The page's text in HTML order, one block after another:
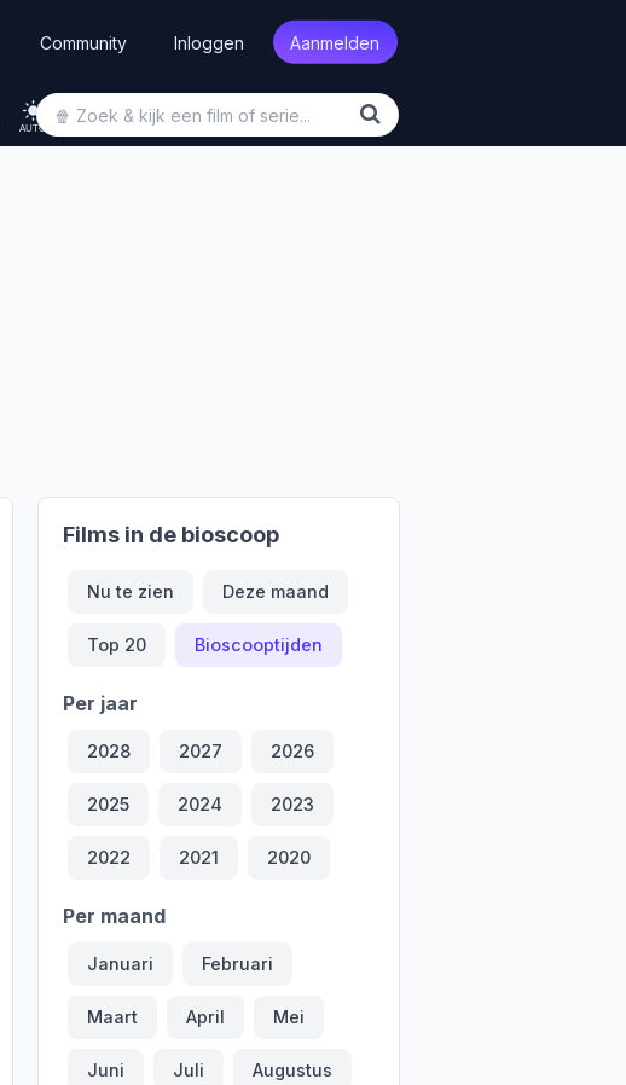
Community Inloggen Aanmelden
AUTO
Films in de bioscoop
Nu te zien Deze maand
Top 20 Bioscooptijden
Per jaar
2028 2027 2026
2025 2024 2023
2022 2021 2020
Per maand
Januari Februari
Maart April Mei
Juni Juli Augustus